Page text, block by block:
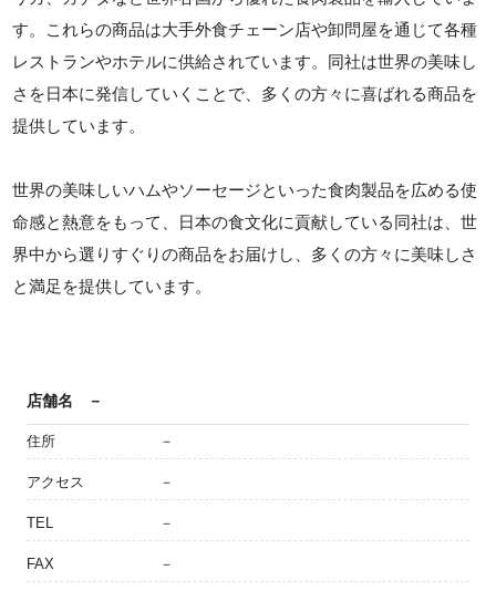
す。これらの商品は大手外食チェーン店や卸問屋を通じて各種
レストランやホテルに供給されています。同社は世界の美味し
さを日本に発信していくことで、多くの方々に喜ばれる商品を
提供しています。
世界の美味しいハムやソーセージといった食肉製品を広める使
命感と熱意をもって、日本の食文化に貢献している同社は、世
界中から選りすぐりの商品をお届けし、多くの方々に美味しさ
と満足を提供しています。
店舗名 －
住所 －
アクセス －
TEL －
FAX －